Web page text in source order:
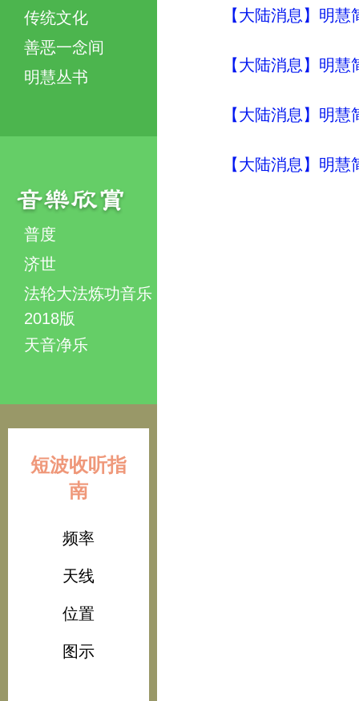
传统文化
善恶一念间
明慧丛书
普度
济世
法轮大法炼功音乐
2018版
天音净乐
短波收听指
南
频率
天线
位置
图示
【大陆消息】明
【大陆消息】明
【大陆消息】明
【大陆消息】明